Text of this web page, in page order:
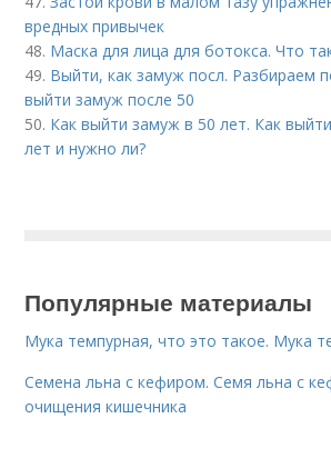
вредных привычек
48. Маска для лица для ботокса. Что
49. Выйти, как замуж посл. Разбираем
выйти замуж после 50
50. Как выйти замуж в 50 лет. Как
лет и нужно ли?
Популярные материалы
Мука темпурная, что это такое. Мука
Семена льна с кефиром. Семя льна с
очищения кишечника